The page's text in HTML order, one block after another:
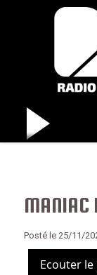
MANIAC
Posté le 25/11/
Ecouter